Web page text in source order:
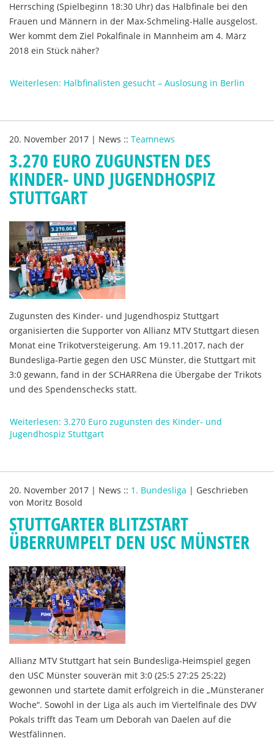
Herrsching (Spielbeginn 18:30 Uhr) das Halbfinale bei den
Frauen und Männern in der Max-Schmeling-Halle ausgelost.
Wer kommt dem Ziel Pokalfinale in Mannheim am 4. März
2018 ein Stück näher?
Weiterlesen: Halbfinalisten gesucht – Auslosung in Berlin
20. November 2017 | News :: Teamnews
3.270 EURO ZUGUNSTEN DES
KINDER- UND JUGENDHOSPIZ
STUTTGART
Zugunsten des Kinder- und Jugendhospiz Stuttgart
organisierten die Supporter von Allianz MTV Stuttgart diesen
Monat eine Trikotversteigerung. Am 19.11.2017, nach der
Bundesliga-Partie gegen den USC Münster, die Stuttgart mit
3:0 gewann, fand in der SCHARRena die Übergabe der Trikots
und des Spendenschecks statt.
Weiterlesen: 3.270 Euro zugunsten des Kinder- und
Jugendhospiz Stuttgart
20. November 2017 | News :: 1. Bundesliga | Geschrieben
von Moritz Bosold
STUTTGARTER BLITZSTART
ÜBERRUMPELT DEN USC MÜNSTER
Allianz MTV Stuttgart hat sein Bundesliga-Heimspiel gegen
den USC Münster souverän mit 3:0 (25:5 27:25 25:22)
gewonnen und startete damit erfolgreich in die „Münsteraner
Woche“. Sowohl in der Liga als auch im Viertelfinale des DVV
Pokals trifft das Team um Deborah van Daelen auf die
Westfälinnen.